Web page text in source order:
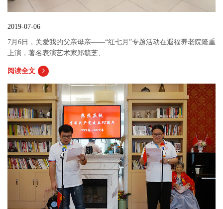
2019-07-06
7月6日，关爱我的父亲母亲——“红七月”专题活动在遐福养老院隆重
上演，著名表演艺术家郑毓芝、...
阅读全文